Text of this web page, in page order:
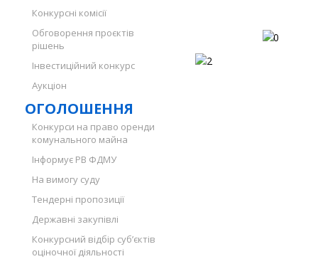
Конкурсні комісії
Обговорення проєктів
рішень
Інвестиційний конкурс
Аукціон
ОГОЛОШЕННЯ
Конкурси на право оренди
комунального майна
Інформує РВ ФДМУ
На вимогу суду
Тендерні пропозиції
Державні закупівлі
Конкурсний відбір суб’єктів
оціночної діяльності